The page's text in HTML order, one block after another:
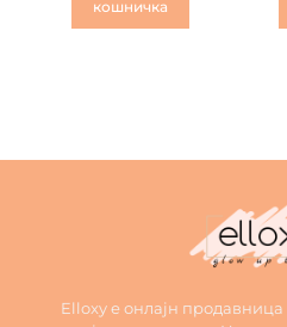
кошничка
Elloxy е онлајн